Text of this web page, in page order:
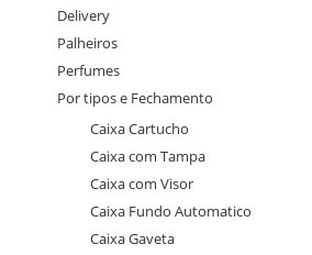
Delivery
Palheiros
Perfumes
Por tipos e Fechamento
Caixa Cartucho
Caixa com Tampa
Caixa com Visor
Caixa Fundo Automatico
Caixa Gaveta